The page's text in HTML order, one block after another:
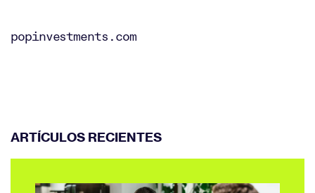
popinvestments.com
ARTÍCULOS RECIENTES